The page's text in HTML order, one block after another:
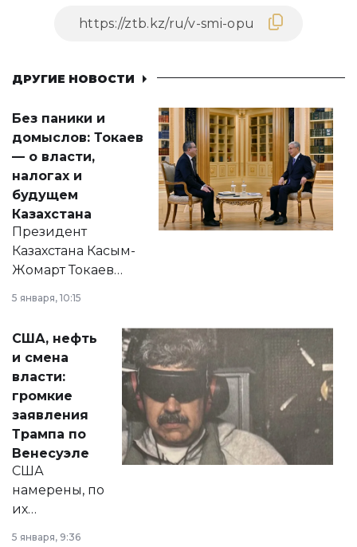
ДРУГИЕ НОВОСТИ
Без паники и
домыслов: Токаев
— о власти,
налогах и
будущем
Казахстана
Президент
Казахстана Касым-
Жомарт Токаев
сразу несколько
актуальных тем —
от слухов о
политических
реформах до
вопросов армии,
экономики и
личного здоровья.
5 января, 10:15
США, нефть
и смена
власти:
громкие
заявления
Трампа по
Венесуэле
США
намерены, по
их
5 января, 9:36